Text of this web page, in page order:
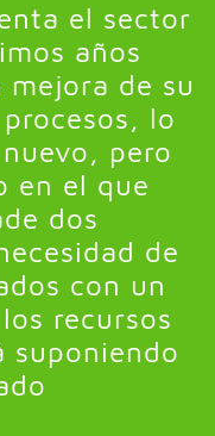
el sector
años
de su
lo
pero
en el que
dos
de
con un
recursos
suponiendo